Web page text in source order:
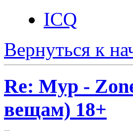
ICQ
Вернуться к
Re: Myp -
вещам) 18+